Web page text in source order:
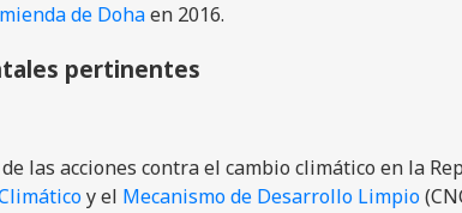
de Dohaen 2016.
pertinentes
las acciones contra el cambio climático en la
y el Mecanismo de Desarrollo Limpio